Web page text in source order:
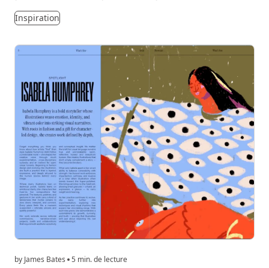
Inspiration
by James Bates 5 min. de lecture